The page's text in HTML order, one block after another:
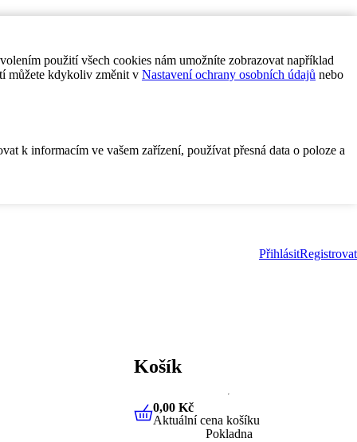
použití všech cookies nám umožníte zobrazovat například
můžete kdykoliv změnit v Nastavení ochrany osobních údajů nebo
k informacím ve vašem zařízení, používat přesná data o poloze a
PřihlásitRegistrovat
Košík
0,00 KčAktuální cena košíku
0,00 Kč
Aktuální cena košíku
Pokladna